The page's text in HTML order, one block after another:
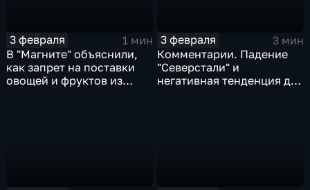
3 февраля
1 мин
В "Магните" объяснили,
как запрет на поставки
овощей и фруктов из
3 февраля
3 мин
Комментарии. Падение
"Северстали" и
негативная тенденция для